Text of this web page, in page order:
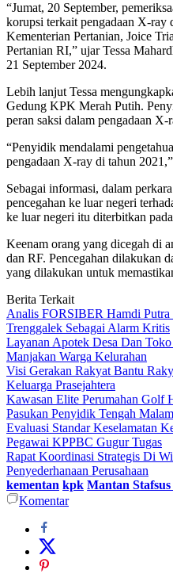
“Jumat, 20 September,
korupsi terkait pengadaan X-ray
Kementerian Pertanian, Joice
Pertanian RI,” ujar Tessa
21 September 2024.
Lebih lanjut Tessa
Gedung KPK Merah Putih.
peran saksi dalam pengadaan X-
“Penyidik mendalami
pengadaan X-ray di tahun
Sebagai informasi, dalam
pencegahan ke luar negeri
ke luar negeri itu diterbitkan
Keenam orang yang dicegah di
dan RF. Pencegahan dilakukan
yang dilakukan untuk
Berita Terkait
Analis FORSIBER Hamdi Putra
Trenggalek Sebagai Alarm Kritis
Layanan Apotek Desa Dan
Manjakan Warga Kelurahan
Visi Gerakan Rakyat Bantu
Keluarga Prasejahtera
Kawasan Elite Perumahan Golf
Pasukan Penyidik Tengah Malam
Evaluasi Standar Keselamatan
Pegawai KPPBC Gugur Tugas
Rapat Koordinasi Strategis Di
Penyederhanaan Perusahaan
kementan kpk Mantan
Komentar